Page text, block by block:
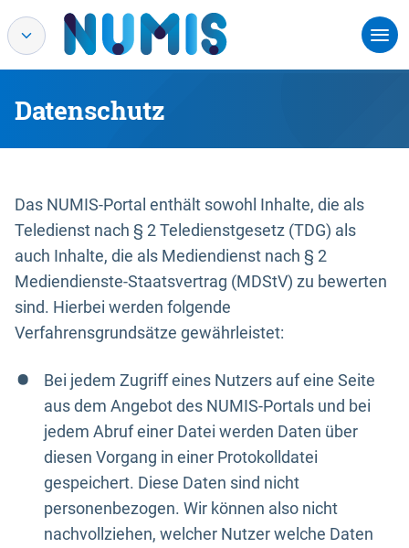
Datenschutz
Das NUMIS-Portal enthält sowohl Inhalte, die als
Teledienst nach § 2 Teledienstgesetz (TDG) als
auch Inhalte, die als Mediendienst nach § 2
Mediendienste-Staatsvertrag (MDStV) zu bewerten
sind. Hierbei werden folgende
Verfahrensgrundsätze gewährleistet:
Bei jedem Zugriff eines Nutzers auf eine Seite
aus dem Angebot des NUMIS-Portals und bei
jedem Abruf einer Datei werden Daten über
diesen Vorgang in einer Protokolldatei
gespeichert. Diese Daten sind nicht
personenbezogen. Wir können also nicht
nachvollziehen, welcher Nutzer welche Daten